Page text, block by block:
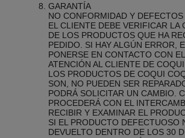
GARANTÍA
NO CONFORMIDAD Y
EL CLIENTE DEBE VERIFICAR LA
DE LOS PRODUCTOS QUE HA
PEDIDO. SI HAY ALGÚN ERROR,
PONERSE EN CONTACTO CON
ATENCIÓN AL CLIENTE DE COQUI
LOS PRODUCTOS DE COQUI
SON, NO PUEDEN SER
PODRÁ SOLICITAR UN CAMBIO.
PROCEDERÁ CON EL
RECIBIR Y EXAMINAR EL
SI EL PRODUCTO DEFECTUOSO
DEVUELTO DENTRO DE LOS 30